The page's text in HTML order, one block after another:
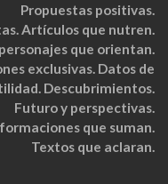
Propuestas positivas.
Artículos que nutren.
que orientan.
exclusivas. Datos de
Descubrimientos.
Futuro y perspectivas.
que suman.
Textos que aclaran.